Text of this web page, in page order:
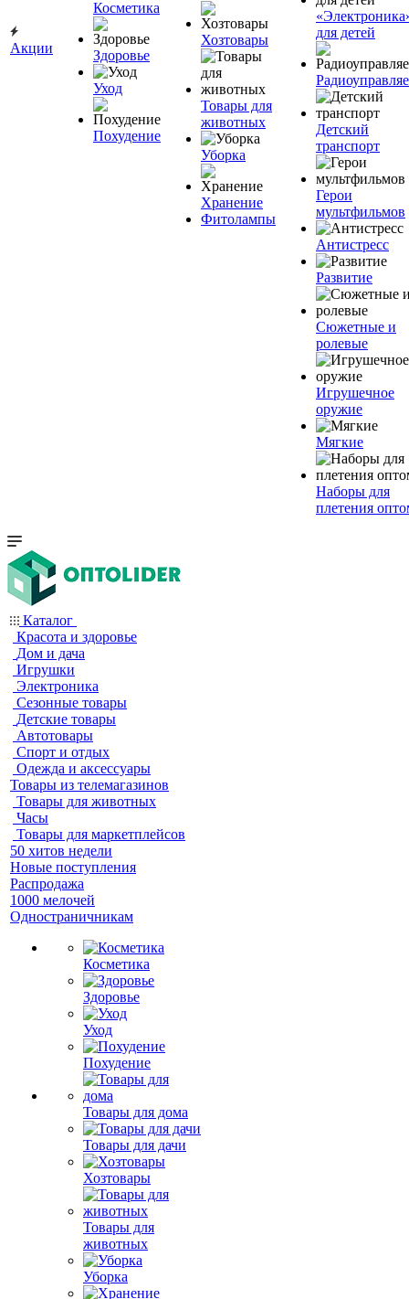
Акции
Косметика
Здоровье
Уход
Похудение
Хозтовары
Товары для
животных
Уборка
Хранение
Фитолампы
для детей
Детский
транспорт
Герои
мультфильмов
Антистресс
Развитие
Сюжетные и
ролевые
Игрушечное
оружие
Мягкие
Наборы для
плетения
Каталог
Красота и здоровье
Дом и дача
Игрушки
Электроника
Сезонные товары
Детские товары
Автотовары
Спорт и отдых
Одежда и аксессуары
Товары из телемагазинов
Товары для животных
Часы
Товары для маркетплейсов
50 хитов недели
Новые поступления
Распродажа
1000 мелочей
Одностраничникам
Косметика
Здоровье
Уход
Похудение
Товары для дома
Товары для дачи
Хозтовары
Товары для
животных
Уборка